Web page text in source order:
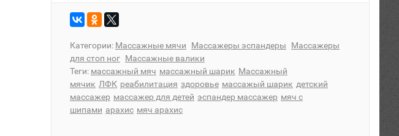
Категории: Массажные мячи Массажеры эспандеры
Массажеры
для стоп ног Массажные валики
Теги: массажный мяч массажный шарик Массажный
мячик ЛФК реабилитация здоровье массажый шарик детский
массажер массажер для детей эспандер массажер мяч с
шипами арахис мяч арахис